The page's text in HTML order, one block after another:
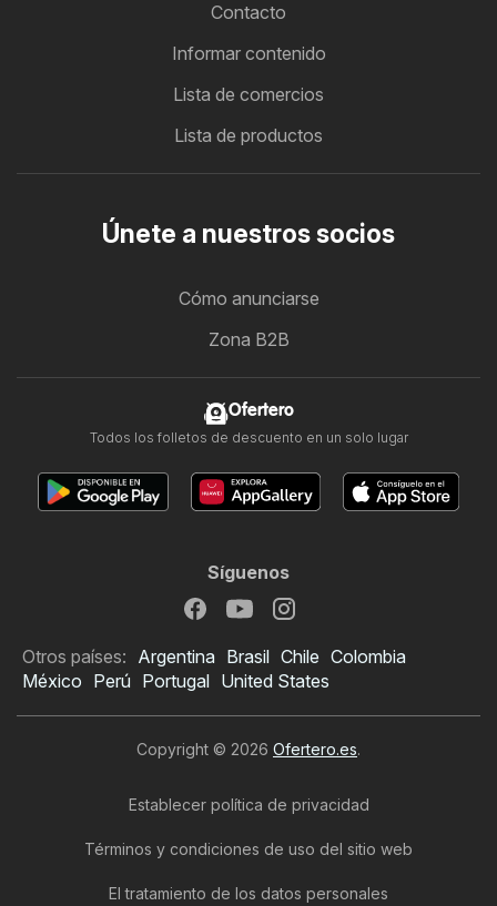
Contacto
Informar contenido
Lista de comercios
Lista de productos
Únete a nuestros socios
Cómo anunciarse
Zona B2B
Ofertero
Todos los folletos de descuento en un solo lugar
Síguenos
Otros países: Argentina Brasil Chile Colombia
México Perú Portugal United States
Copyright © 2026 Ofertero.es.
Establecer política de privacidad
Términos y condiciones de uso del sitio web
El tratamiento de los datos personales